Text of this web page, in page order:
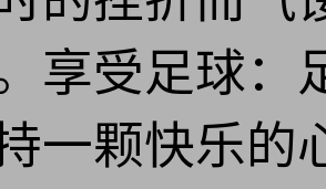
享受足球：
一颗快乐的